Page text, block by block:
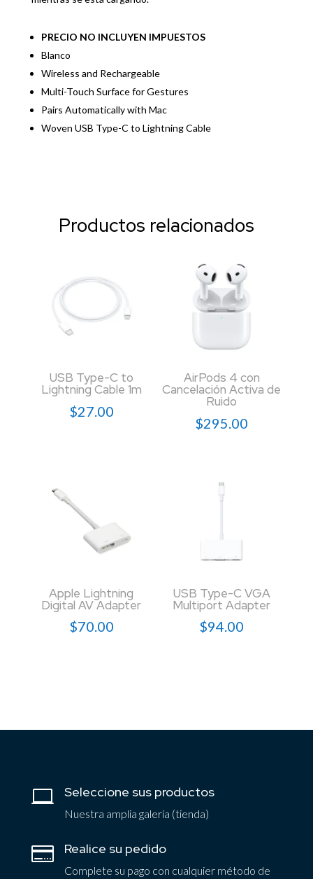
PRECIO NO INCLUYEN IMPUESTOS
Blanco
Wireless and Rechargeable
Multi-Touch Surface for Gestures
Pairs Automatically with Mac
Woven USB Type-C to Lightning Cable
Productos relacionados
USB Type-C to
Lightning Cable 1m
$27.00
AirPods 4 con
Cancelación Activa de
Ruido
$295.00
Apple Lightning
Digital AV Adapter
$70.00
USB Type-C VGA
Multiport Adapter
$94.00
 Seleccione sus productos
Nuestra amplia galería (tienda)
 Realice su pedido
Complete su pago con cualquier método de